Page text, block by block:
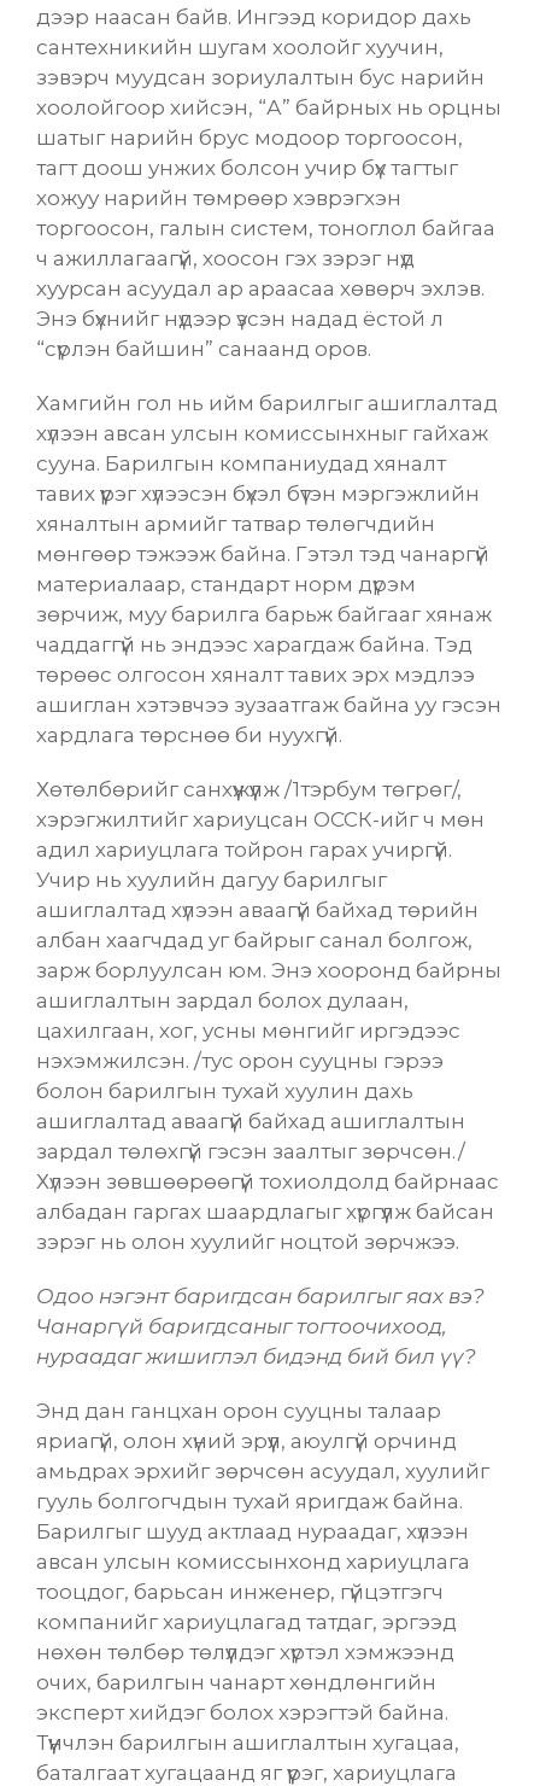
дээр наасан байв. Ингээд коридор дахь
сантехникийн шугам хоолойг хуучин,
зэвэрч муудсан зориулалтын бус нарийн
хоолойгоор хийсэн, “А” байрных нь орцны
шатыг нарийн брус модоор торгоосон,
тагт доош унжих болсон учир бүх тагтыг
хожуу нарийн төмрөөр хэврэгхэн
торгоосон, галын систем, тоноглол байгаа
ч ажиллагаагүй, хоосон гэх зэрэг нүд
хуурсан асуудал ар араасаа хөвөрч эхлэв.
Энэ бүхнийг нүдээр үзсэн надад ёстой л
“сүрлэн байшин” санаанд оров.
Хамгийн гол нь ийм барилгыг ашиглалтад
хүлээн авсан улсын комиссынхныг гайхаж
сууна. Барилгын компаниудад хяналт
тавих үүрэг хүлээсэн бүхэл бүтэн мэргэжлийн
хяналтын армийг татвар төлөгчдийн
мөнгөөр тэжээж байна. Гэтэл тэд чанаргүй
материалаар, стандарт норм дүрэм
зөрчиж, муу барилга барьж байгааг хянаж
чаддаггүй нь эндээс харагдаж байна. Тэд
төрөөс олгосон хяналт тавих эрх мэдлээ
ашиглан хэтэвчээ зузаатгаж байна уу гэсэн
хардлага төрснөө би нуухгүй.
Хөтөлбөрийг санхүүжүүлж /1тэрбум төгрөг/,
хэрэгжилтийг хариуцсан ОССК-ийг ч мөн
адил хариуцлага тойрон гарах учиргүй.
Учир нь хуулийн дагуу барилгыг
ашиглалтад хүлээн аваагүй байхад төрийн
албан хаагчдад уг байрыг санал болгож,
зарж борлуулсан юм. Энэ хооронд байрны
ашиглалтын зардал болох дулаан,
цахилгаан, хог, усны мөнгийг иргэдээс
нэхэмжилсэн. /тус орон сууцны гэрээ
болон барилгын тухай хуулин дахь
ашиглалтад аваагүй байхад ашиглалтын
зардал төлөхгүй гэсэн заалтыг зөрчсөн./
Хүлээн зөвшөөрөөгүй тохиолдолд байрнаас
албадан гаргах шаардлагыг хүргүүлж байсан
зэрэг нь олон хуулийг ноцтой зөрчжээ.
Одоо нэгэнт баригдсан барилгыг яах вэ?
Чанаргүй баригдсаныг тогтоочихоод,
нураадаг жишиглэл бидэнд бий бил үү?
Энд дан ганцхан орон сууцны талаар
яриагүй, олон хүний эрүүл, аюулгүй орчинд
амьдрах эрхийг зөрчсөн асуудал, хуулийг
гууль болгогчдын тухай яригдаж байна.
Барилгыг шууд актлаад нураадаг, хүлээн
авсан улсын комиссынхонд хариуцлага
тооцдог, барьсан инженер, гүйцэтгэгч
компанийг хариуцлагад татдаг, эргээд
нөхөн төлбөр төлүүлдэг хүртэл хэмжээнд
очих, барилгын чанарт хөндлөнгийн
эксперт хийдэг болох хэрэгтэй байна.
Түүнчлэн барилгын ашиглалтын хугацаа,
баталгаат хугацаанд яг үүрэг, хариуцлага